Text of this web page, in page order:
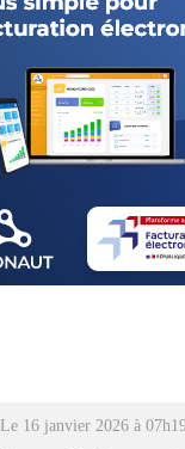
Le 16 janvier 2026 à